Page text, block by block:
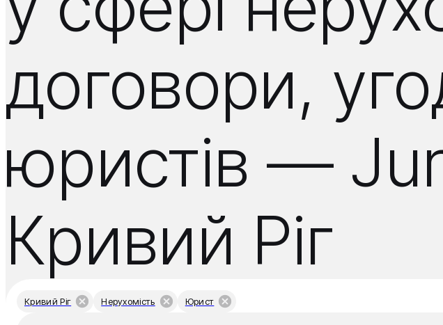
договори,
юристів —
Кривий Ріг
Кривий Ріг Нерухомість Юрист